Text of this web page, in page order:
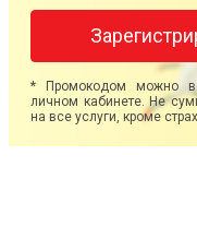
* Промокодом можно
личном кабинете. Не
на все услуги, кроме